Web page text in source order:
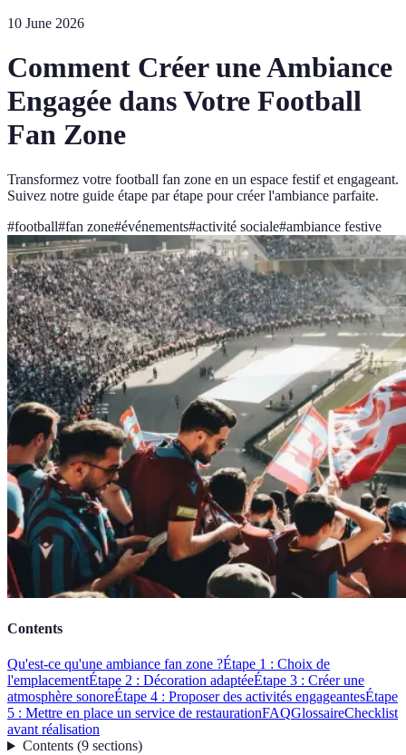
10 June 2026
Comment Créer une Ambiance
Engagée dans Votre Football
Fan Zone
Transformez votre football fan zone en un espace festif et engageant.
Suivez notre guide étape par étape pour créer l'ambiance parfaite.
#football#fan zone#événements#activité sociale#ambiance festive
Contents
Qu'est-ce qu'une ambiance fan zone ?Étape 1 : Choix de
l'emplacementÉtape 2 : Décoration adaptéeÉtape 3 : Créer une
atmosphère sonoreÉtape 4 : Proposer des activités engageantesÉtape
5 : Mettre en place un service de restaurationFAQGlossaireChecklist
avant réalisation
Contents(9 sections)